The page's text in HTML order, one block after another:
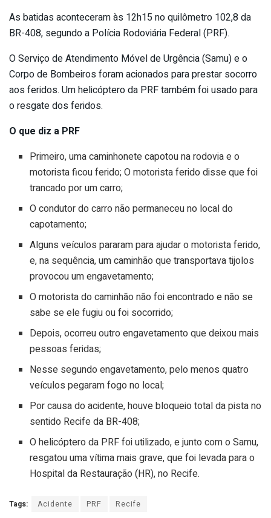
As batidas aconteceram às 12h15 no quilômetro 102,8 da
BR-408, segundo a Polícia Rodoviária Federal (PRF).
O Serviço de Atendimento Móvel de Urgência (Samu) e o
Corpo de Bombeiros foram acionados para prestar socorro
aos feridos. Um helicóptero da PRF também foi usado para
o resgate dos feridos.
O que diz a PRF
Primeiro, uma caminhonete capotou na rodovia e o
motorista ficou ferido; O motorista ferido disse que foi
trancado por um carro;
O condutor do carro não permaneceu no local do
capotamento;
Alguns veículos pararam para ajudar o motorista ferido,
e, na sequência, um caminhão que transportava tijolos
provocou um engavetamento;
O motorista do caminhão não foi encontrado e não se
sabe se ele fugiu ou foi socorrido;
Depois, ocorreu outro engavetamento que deixou mais
pessoas feridas;
Nesse segundo engavetamento, pelo menos quatro
veículos pegaram fogo no local;
Por causa do acidente, houve bloqueio total da pista no
sentido Recife da BR-408;
O helicóptero da PRF foi utilizado, e junto com o Samu,
resgatou uma vítima mais grave, que foi levada para o
Hospital da Restauração (HR), no Recife.
Tags: Acidente PRF Recife